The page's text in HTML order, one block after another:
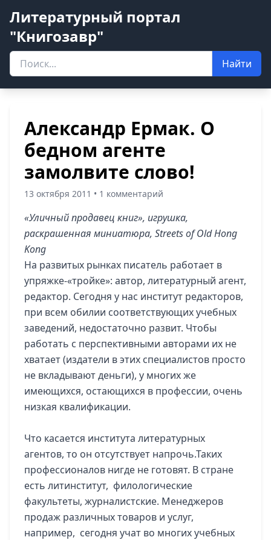
Литературный портал
"Книгозавр"
Найти
Александр Ермак. О
бедном агенте
замолвите слово!
13 октября 2011 • 1 комментарий
«Уличный продавец книг», игрушка,
раскрашенная миниатюра, Streets of Old Hong
Kong
На развитых рынках писатель работает в
упряжке-«тройке»: автор, литературный агент,
редактор. Сегодня у нас институт редакторов,
при всем обилии соответствующих учебных
заведений, недостаточно развит. Чтобы
работать с перспективными авторами их не
хватает (издатели в этих специалистов просто
не вкладывают деньги), у многих же
имеющихся, остающихся в профессии, очень
низкая квалификации.
Что касается института литературных
агентов, то он отсутствует напрочь.Таких
профессионалов нигде не готовят. В стране
есть литинститут, филологические
факультеты, журналистские. Менеджеров
продаж различных товаров и услуг,
например, сегодня учат во многих учебных